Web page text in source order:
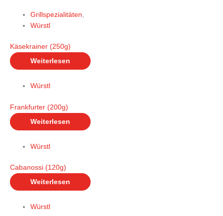
Grillspezialitäten
Würstl
Käsekrainer (250g)
Weiterlesen
Würstl
Frankfurter (200g)
Weiterlesen
Würstl
Cabanossi (120g)
Weiterlesen
Würstl